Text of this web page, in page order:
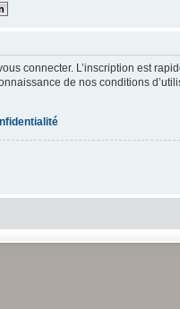
connecter. L’inscription est
de nos conditions